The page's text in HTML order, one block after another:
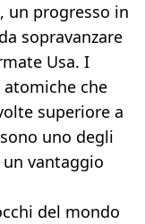
un progresso in
sopravanzare
Usa. I
che
superiore a
uno degli
vantaggio
del mondo